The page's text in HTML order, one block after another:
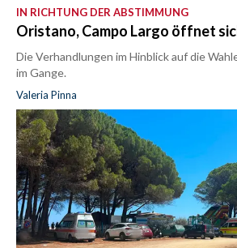
IN RICHTUNG DER ABSTIMMUNG
Oristano, Campo Largo öffnet
Die Verhandlungen im Hinblick auf die
im Gange.
Valeria Pinna